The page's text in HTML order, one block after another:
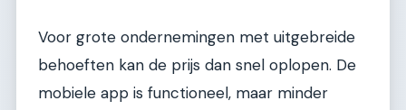
Voor grote ondernemingen met uitgebreide
behoeften kan de prijs dan snel oplopen. De
mobiele app is functioneel, maar minder